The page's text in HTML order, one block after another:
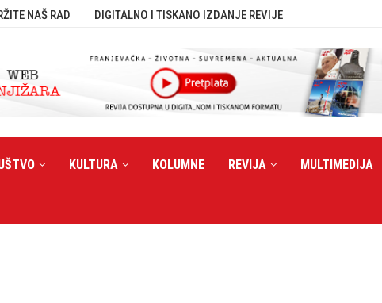
NAŠ RAD DIGITALNO I TISKANO IZDANJE REVIJE
KULTURA KOLUMNE REVIJA MULTIMEDIJA